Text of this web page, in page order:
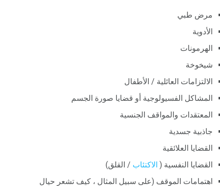
مرض طبي
الأدوية
الهرمونات
شيخوخة
الالتزامات العائلية / الأطفال
المشاكل الفسيولوجية أو قضايا صورة الجسم
المعتقدات والمواقف الجنسية
جاذبية جسدية
القضايا العلائقية
القضايا النفسية ( الاكتئاب / القلق)
اهتمامات الموقف (على سبيل المثال ، كيف تشعر حيال